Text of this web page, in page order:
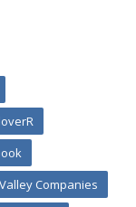
Companies